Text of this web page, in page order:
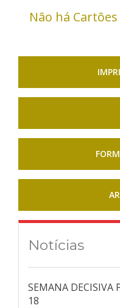
Não há
Notícias
SEMANA DECISIVA
18